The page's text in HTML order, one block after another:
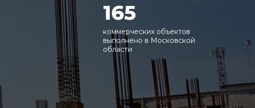
165
коммерческих объектов
выполнено в Московской
области